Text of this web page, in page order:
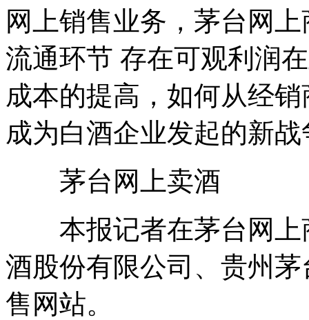
网上销售业务，茅台网
流通环节 存在可观利润
成本的提高，如何从经
成为白酒企业发起的新战
茅台网上卖酒
本报记者在茅台网上
酒股份有限公司、贵州
售网站。